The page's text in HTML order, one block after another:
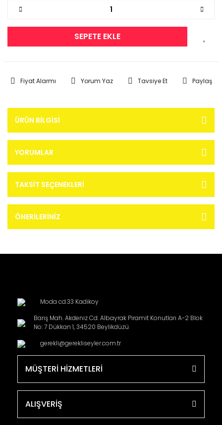
SEPETE EKLE
Fiyat Alarmı Yorum Yaz Tavsiye Et Paylaş
ÜRÜN BILGISI
YORUMLAR
TAKSIT SEÇENEKLERI
ÖNERILERINIZ
Moda cd.33 Kadikoy
Barış Mah. Akdeniz Cd. Albayrak Piramit Konutları A-2 Blok
No: 7 Dükkan 1, 34520 Beylikdüzü
gerekli@gerekliseyler.com.tr
MÜŞTERİ HİZMETLERİ
ALIŞVERİŞ